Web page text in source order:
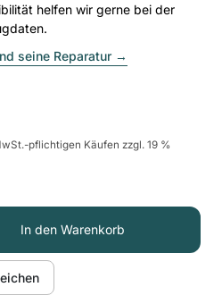
helfen wir gerne bei der
seine Reparatur →
pflichtigen Käufen zzgl. 19 %
In den Warenkorb